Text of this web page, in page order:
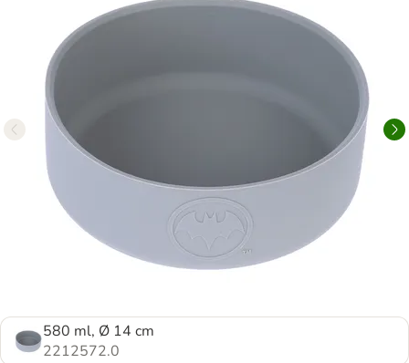
580 ml, Ø 14 cm
2212572.0